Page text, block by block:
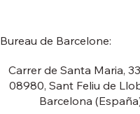
Bureau de Barcelone:
Carrer de Santa Maria,
08980, Sant Feliu de
Barcelona